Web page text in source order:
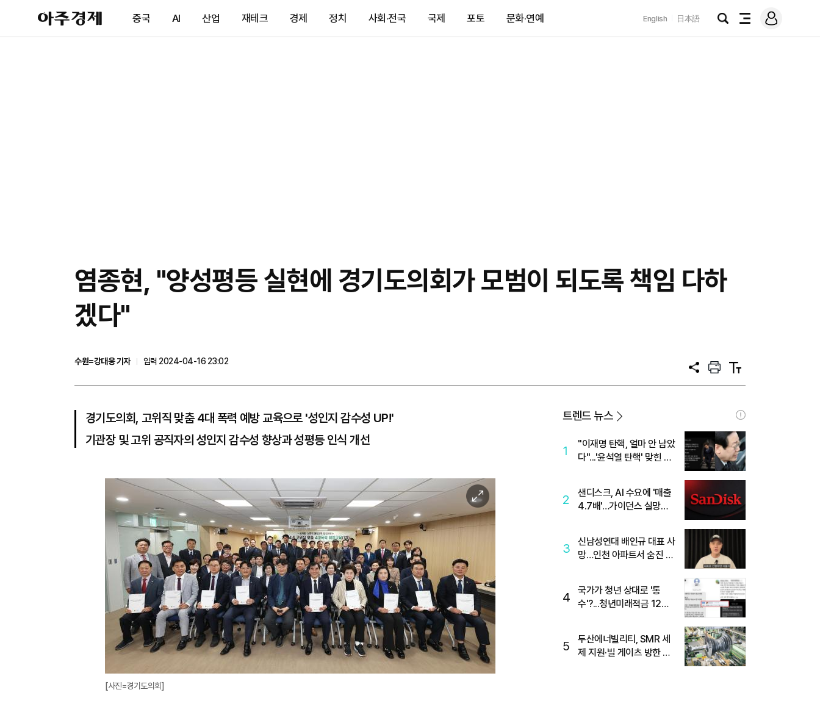
아
주
제
중국 AI 산업 재테크 경제 정치 사회·전국 국제 포토 문화·연예 English 日本語
검
전
메
그
염종현, "양성평등 실현에 경기도의회가 모범이 되도록 책임 다하
겠다"
수원=강대웅 기자
입력 2024-04-16 23:02
공
프
트
텍
트
경기도의회, 고위직 맞춤 4대 폭력 예방 교육으로 '성인지 감수성 UP!'
기관장 및 고위 공직자의 성인지 감수성 향상과 성평등 인식 개선
이
미
지
대
[사진=경기도의회]
트렌드 뉴스
1
"이재명 탄핵, 얼마 안 남았
다"...'윤석열 탄핵' 맞힌 무
2
샌디스크, AI 수요에 '매출
4.7배'…가이던스 실망에
3
신남성연대 배인규 대표 사
망…인천 아파트서 숨진 채
4
국가가 청년 상대로 '통
수'?...청년미래적금 12%
5
두산에너빌리티, SMR 세
제 지원·빌 게이츠 방한 기